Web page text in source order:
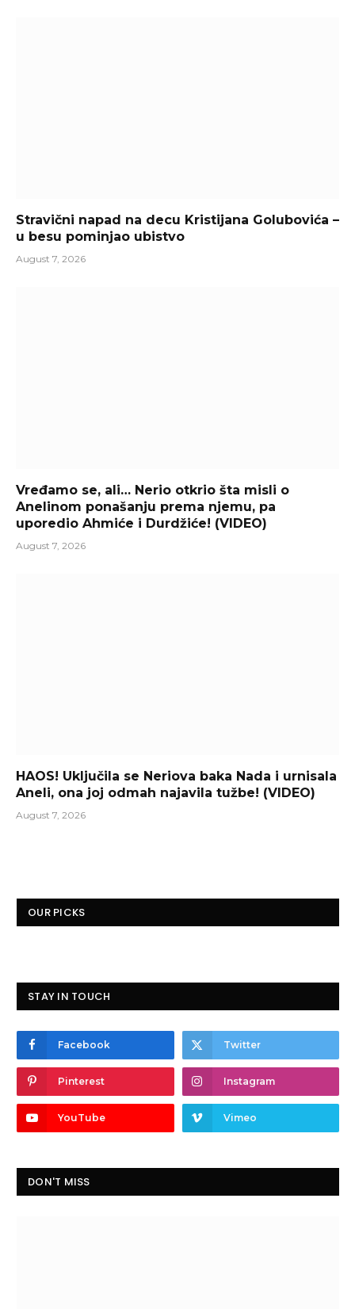
Stravični napad na decu Kristijana Golubovića –
u besu pominjao ubistvo
August 7, 2026
Vređamo se, ali… Nerio otkrio šta misli o
Anelinom ponašanju prema njemu, pa
uporedio Ahmiće i Durdžiće! (VIDEO)
August 7, 2026
HAOS! Uključila se Neriova baka Nada i urnisala
Aneli, ona joj odmah najavila tužbe! (VIDEO)
August 7, 2026
OUR PICKS
STAY IN TOUCH
Facebook Twitter
Pinterest Instagram
YouTube Vimeo
DON'T MISS